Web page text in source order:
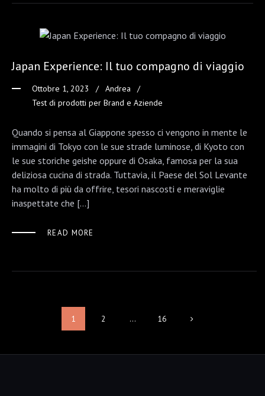
Japan Experience: Il tuo compagno di viaggio
Ottobre 1, 2023
Andrea
Test di prodotti per Brand e Aziende
Quando si pensa al Giappone spesso ci vengono in mente le
immagini di Tokyo con le sue strade luminose, di Kyoto con
le sue storiche geishe oppure di Osaka, famosa per la sua
deliziosa cucina di strada. Tuttavia, il Paese del Sol Levante
ha molto di più da offrire, tesori nascosti e meraviglie
inaspettate che […]
READ MORE
1 2 … 16